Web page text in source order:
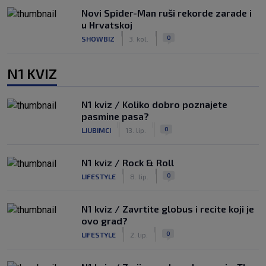
Novi Spider-Man ruši rekorde zarade i
u Hrvatskoj
SHOWBIZ 3. kol. 0
N1 KVIZ
N1 kviz / Koliko dobro poznajete
pasmine pasa?
LJUBIMCI 13. lip. 0
N1 kviz / Rock & Roll
LIFESTYLE 8. lip. 0
N1 kviz / Zavrtite globus i recite koji je
ovo grad?
LIFESTYLE 2. lip. 0